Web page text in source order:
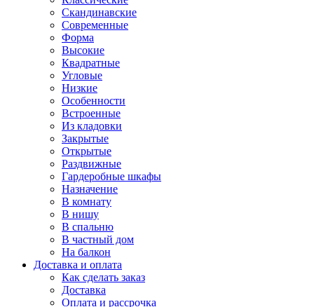
Скандинавские
Современные
Форма
Высокие
Квадратные
Угловые
Низкие
Особенности
Встроенные
Из кладовки
Закрытые
Открытые
Раздвижные
Гардеробные шкафы
Назначение
В комнату
В нишу
В спальню
В частный дом
На балкон
Доставка и оплата
Как сделать заказ
Доставка
Оплата и рассрочка